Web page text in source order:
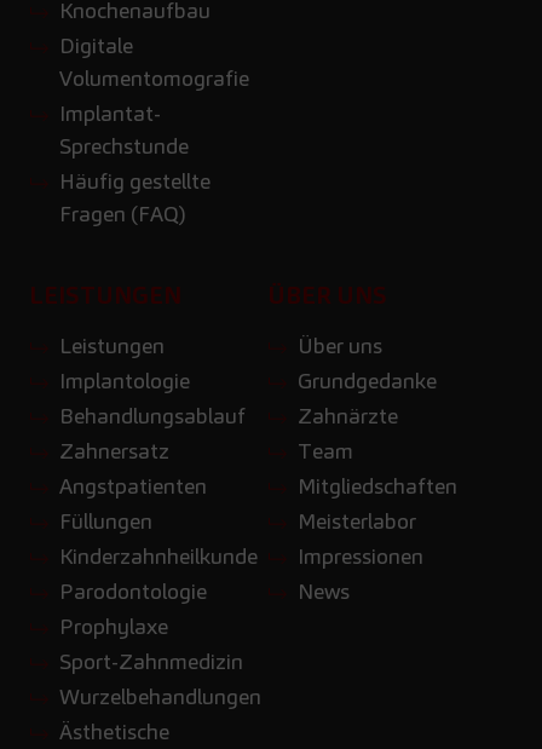
Knochenaufbau
Digitale
Volumentomografie
Implantat-
Sprechstunde
Häufig gestellte
Fragen (FAQ)
LEISTUNGEN
Leistungen
Implantologie
Behandlungsablauf
Zahnersatz
Angstpatienten
Füllungen
Kinderzahnheilkunde
Parodontologie
Prophylaxe
Sport-Zahnmedizin
Wurzelbehandlungen
Ästhetische
ÜBER UNS
Über uns
Grundgedanke
Zahnärzte
Team
Mitgliedschaften
Meisterlabor
Impressionen
News